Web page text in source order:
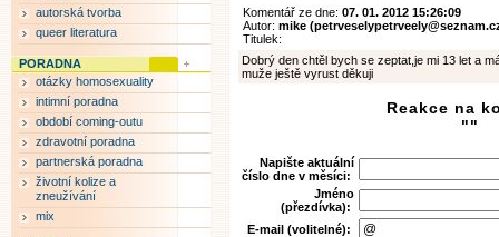
Komentář ze dne: 07. 01. 2012 15:26:09
Autor: mike
Titulek:
Dobrý den chtěl bych se zeptat,je mi 13 let a
muže ještě vyrust děkuji
Reakce na
""
Napište aktuální
číslo dne v měsíci:
Jméno
(přezdívka):
E-mail (volitelné):
autorská tvorba
queer literatura
PORADNA
otázky homosexuality
intimní poradna
období coming-outu
zdravotní poradna
partnerská poradna
životní kolize a
zneužívání
mix